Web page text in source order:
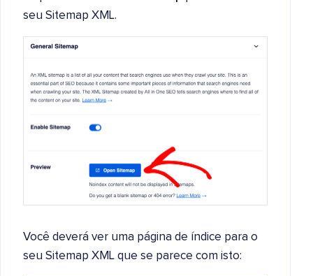
seu Sitemap XML.
Você deverá ver uma página de índice para o
seu Sitemap XML que se parece com isto: